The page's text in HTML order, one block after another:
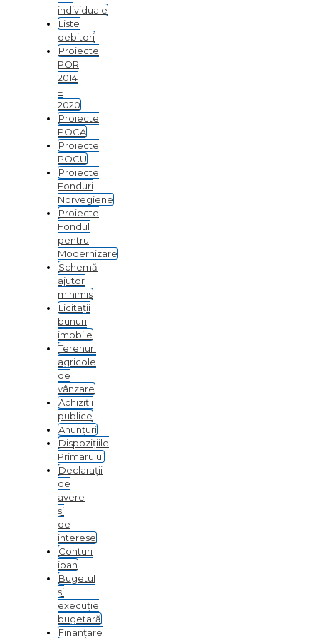
individuale
Liste
debitori
Proiecte
POR
2014
–
2020
Proiecte
POCA
Proiecte
POCU
Proiecte
Fonduri
Norvegiene
Proiecte
Fondul
pentru
Modernizare
Schemă
ajutor
minimis
Licitații
bunuri
imobile
Terenuri
agricole
de
vânzare
Achiziții
publice
Anunțuri
Dispozițiile
Primarului
Declarații
de
avere
şi
de
interese
Conturi
iban
Bugetul
şi
execuţie
bugetară
Finanțare